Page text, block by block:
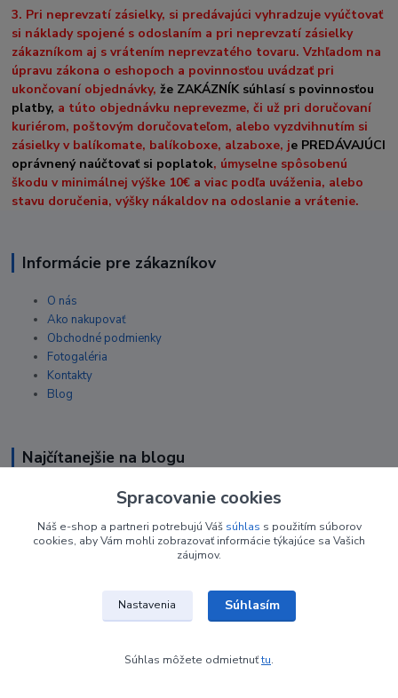
3. Pri neprevzatí zásielky, si predávajúci vyhradzuje vyúčtovať
si náklady spojené s odoslaním a pri neprevzatí zásielky
zákazníkom aj s vrátením neprevzatého tovaru. Vzhľadom na
úpravu zákona o eshopoch a povinnosťou uvádzať pri
ukončovaní objednávky,že ZAKÁZNÍK súhlasí s povinnosťou
platby, a túto objednávku neprevezme, či už pri doručovaní
kuriérom, poštovým doručovateľom, alebo vyzdvihnutím si
zásielky v balíkomate, balíkoboxe, alzaboxe, je PREDÁVAJÚCI
oprávnený naúčtovať si poplatok, úmyselne spôsobenú
škodu v minimálnej výške 10€ a viac podľa uváženia, alebo
stavu doručenia, výšky nákaldov na odoslanie a vrátenie.
Informácie pre zákazníkov
O nás
Ako nakupovať
Obchodné podmienky
Fotogaléria
Kontakty
Blog
Najčítanejšie na blogu
Kde nás nájdete
československej brigády 24A
Spracovanie cookies
Náš e-shop a partneri potrebujú Váš súhlas s použitím súborov
cookies, aby Vám mohli zobrazovať informácie týkajúce sa Vašich
záujmov.
Nastavenia Súhlasím
Súhlas môžete odmietnuťtu.